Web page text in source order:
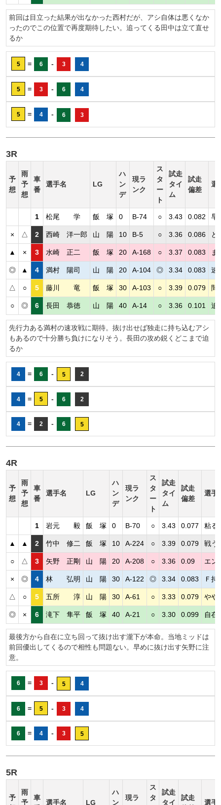
前回は目立った結果が出なかった西村だが、アシ自体は悪くなか
ったのでこの位置で再度期待したい。追ってくる田中は立て直せ
るか
5 = 6 - 3 4
5 = 3 - 6 4
5 = 4 - 6 3
3R
予
想
雨
予
想
車
番
選手名 LG
ハ
ン
デ
現ラ
ンク
ス
タ
ー
ト
試走
タイ
ム
試走
偏差
選
1 松尾 学 飯 塚 0 B-74 ○ 3.43 0.082 早
× △ 2 西崎 洋一郎 山 陽 10 B-5 ○ 3.36 0.086 ど
▲ × 3 水崎 正二 飯 塚 20 A-168 ○ 3.37 0.083 ま
◎ ▲ 4 満村 陽司 山 陽 20 A-104 ◎ 3.34 0.083 速
△ ○ 5 藤川 竜 飯 塚 30 A-103 ○ 3.39 0.079 間
○ ◎ 6 長田 恭徳 山 陽 40 A-14 ○ 3.36 0.101 追
先行力ある満村の速攻戦に期待。抜け出せば独走に持ち込むアシ
もあるので十分勝ち負けになりそう。長田の攻め鋭くどこまで迫
るか
4 = 6 - 5 2
4 = 5 - 6 2
4 = 2 - 6 5
4R
予
想
雨
予
想
車
番
選手名 LG
ハ
ン
デ
現ラ
ンク
ス
タ
ー
ト
試走
タイ
ム
試走
偏差
選手
1 岩元 毅 飯 塚 0 B-70 ○ 3.43 0.077 粘る
▲ ▲ 2 竹中 修二 飯 塚 10 A-224 ○ 3.39 0.079 戦う
○ △ 3 矢野 正剛 山 陽 20 A-208 ○ 3.36 0.09 エン
× ◎ 4 林 弘明 山 陽 30 A-122 ◎ 3.34 0.083 Ｆ持
△ ○ 5 五所 淳 山 陽 30 A-61 ○ 3.33 0.079 やや
◎ × 6 滝下 隼平 飯 塚 40 A-21 ○ 3.30 0.099 自在
最後方から自在に立ち回って抜け出す瀧下が本命。当地ミッドは
前回優出してくるので相性も問題ない。早めに抜け出す矢野に注
意。
6 = 3 - 5 4
6 = 5 - 3 4
6 = 4 - 3 5
5R
予
雨
予
車
選手名 LG
ハ
ン
現ラ
ス
タ
試走
タイ
試走
選手